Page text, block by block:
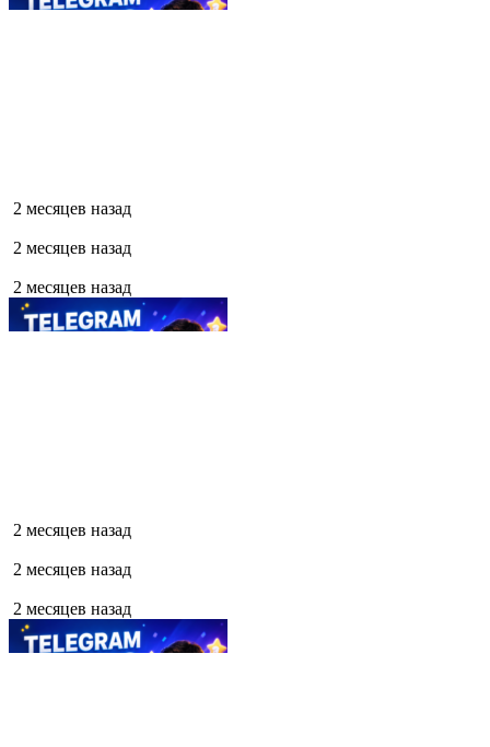
2 месяцев назад
2 месяцев назад
2 месяцев назад
2 месяцев назад
2 месяцев назад
2 месяцев назад